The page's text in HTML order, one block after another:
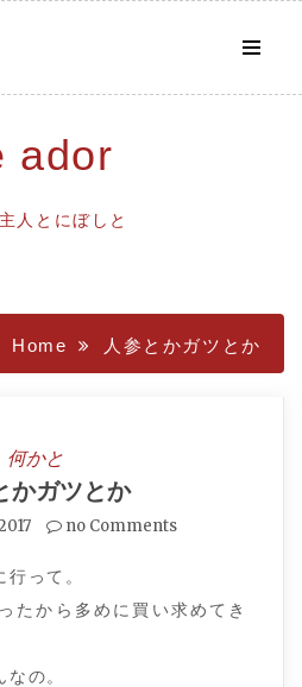
ador
人とにぼしと
Home 人参とかガツとか
何かと
かガツとか
no Comments
って。
たから多めに買い求めてき
の。